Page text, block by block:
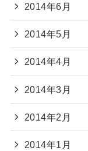
2014年6月
2014年5月
2014年4月
2014年3月
2014年2月
2014年1月